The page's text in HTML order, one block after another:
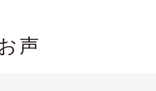
声